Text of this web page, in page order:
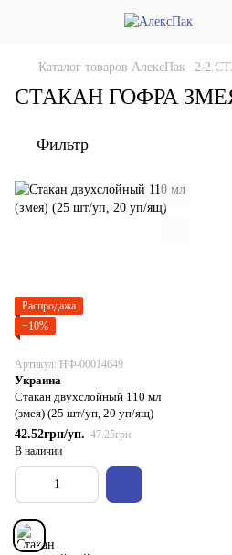
Каталог товаров АлексПак
СТАКАН ГОФРА
Фильтр
Распродажа
−10%
Артикул: НФ-00014649
Украина
Стакан двухслойный 110 мл
(змея) (25 шт/уп, 20 уп/ящ)
42.52грн/уп. 47.25грн
В наличии